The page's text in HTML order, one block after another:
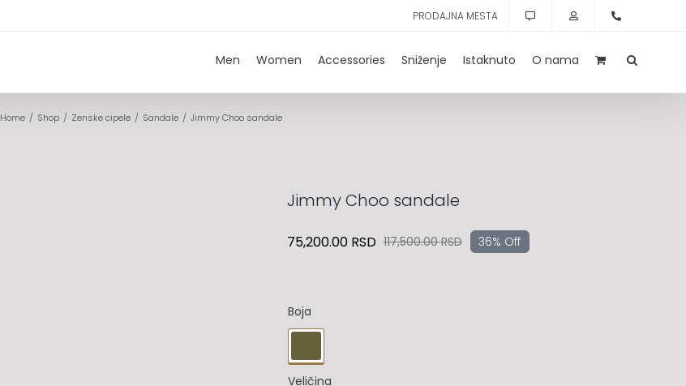
PRODAJNA MESTA
Men Women Accessories Sniženje Istaknuto O nama
Home Shop Zenske cipele Sandale Jimmy Choo sandale
Jimmy Choo sandale
117,500.00RSDOriginalna
75,200.00 RSD
Trenutna
36% Off
Boja
Veličina